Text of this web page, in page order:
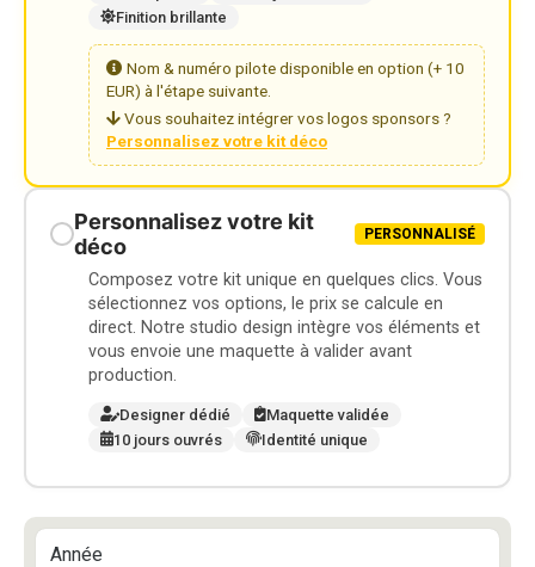
Finition brillante
Nom & numéro pilote disponible en option (+ 10
EUR) à l'étape suivante.
Vous souhaitez intégrer vos logos sponsors ?
Personnalisez votre kit déco
Personnalisez votre kit
déco
PERSONNALISÉ
Composez votre kit unique en quelques clics. Vous
sélectionnez vos options, le prix se calcule en
direct. Notre studio design intègre vos éléments et
vous envoie une maquette à valider avant
production.
Designer dédié
Maquette validée
10 jours ouvrés
Identité unique
Année